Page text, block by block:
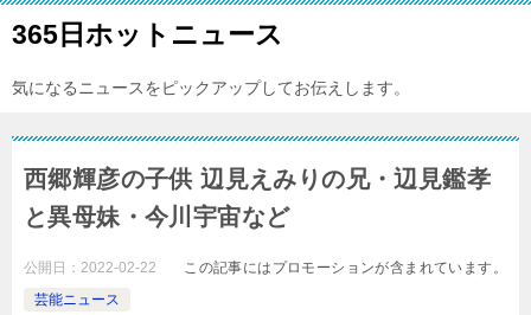
365日ホットニュース
気になるニュースをピックアップしてお伝えします。
西郷輝彦の子供 辺見えみりの兄・辺見鑑孝
と異母妹・今川宇宙など
公開日： 2022-02-22
芸能ニュース
この記事にはプロモーションが含まれています。